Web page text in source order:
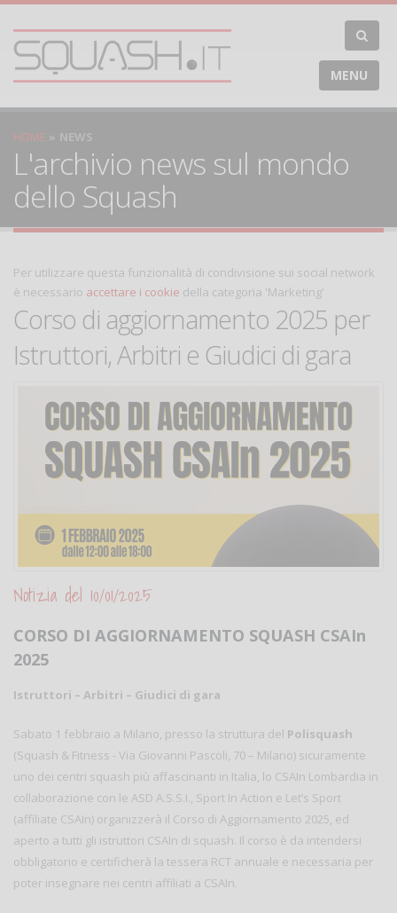
MENU
HOME NEWS
L'archivio news sul mondo
dello Squash
Per utilizzare questa funzionalità di condivisione sui social network
è necessario accettare i cookie della categoria 'Marketing'
Corso di aggiornamento 2025 per
Istruttori, Arbitri e Giudici di gara
Notizia del 10/01/2025
CORSO DI AGGIORNAMENTO SQUASH CSAIn
2025
Istruttori – Arbitri – Giudici di gara
Sabato 1 febbraio a Milano, presso la struttura del Polisquash
(Squash & Fitness - Via Giovanni Pascoli, 70 – Milano) sicuramente
uno dei centri squash più affascinanti in Italia, lo CSAIn Lombardia in
collaborazione con le ASD A.S.S.I., Sport In Action e Let’s Sport
(affiliate CSAIn) organizzerà il Corso di Aggiornamento 2025, ed
aperto a tutti gli istruttori CSAIn di squash. Il corso è da intendersi
obbligatorio e certificherà la tessera RCT annuale e necessaria per
poter insegnare nei centri affiliati a CSAIn.